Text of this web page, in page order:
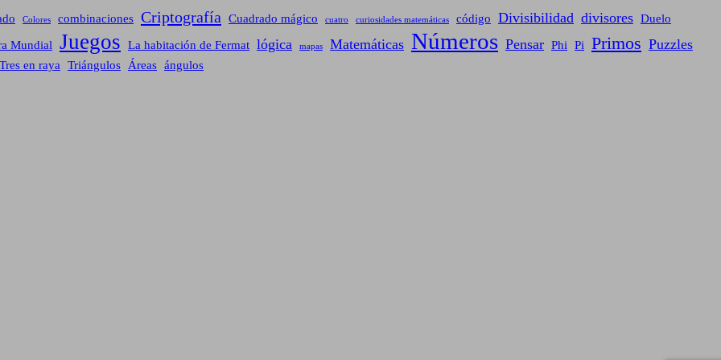
Colores combinaciones Criptografía Cuadrado mágico cuatro curiosidades matemáticas código Divisibilidad divisores Duelo
Mundial Juegos La habitación de Fermat lógica mapas Matemáticas Números Pensar Phi Pi Primos Puzzles
Tres en raya Triángulos Áreas ángulos